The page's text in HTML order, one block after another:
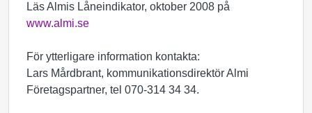
Läs Almis Låneindikator, oktober 2008 på
www.almi.se
För ytterligare information kontakta:
Lars Mårdbrant, kommunikationsdirektör Almi
Företagspartner, tel 070-314 34 34.